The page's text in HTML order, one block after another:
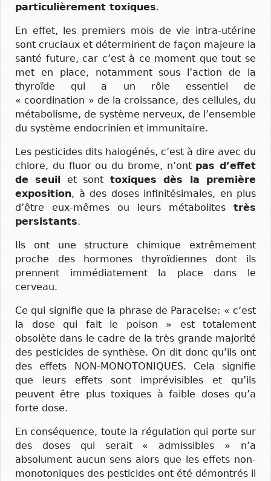
particulièrement toxiques.
En effet, les premiers mois de vie intra-utérine
sont cruciaux et déterminent de façon majeure la
santé future, car c’est à ce moment que tout se
met en place, notamment sous l’action de la
thyroïde qui a un rôle essentiel de
« coordination » de la croissance, des cellules, du
métabolisme, de système nerveux, de l’ensemble
du système endocrinien et immunitaire.
Les pesticides dits halogénés, c’est à dire avec du
chlore, du fluor ou du brome, n’ont pas d’effet
de seuil et sont toxiques dès la première
exposition, à des doses infinitésimales, en plus
d’être eux-mêmes ou leurs métabolites très
persistants.
Ils ont une structure chimique extrêmement
proche des hormones thyroïdiennes dont ils
prennent immédiatement la place dans le
cerveau.
Ce qui signifie que la phrase de Paracelse: « c’est
la dose qui fait le poison » est totalement
obsolète dans le cadre de la très grande majorité
des pesticides de synthèse. On dit donc qu’ils ont
des effets NON-MONOTONIQUES. Cela signifie
que leurs effets sont imprévisibles et qu’ils
peuvent être plus toxiques à faible doses qu’a
forte dose.
En conséquence, toute la régulation qui porte sur
des doses qui serait « admissibles » n’a
absolument aucun sens alors que les effets non-
monotoniques des pesticides ont été démontrés il